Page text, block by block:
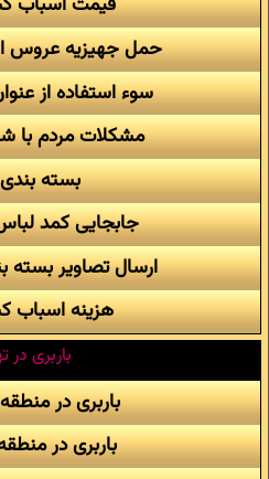
حمل جهیزیه عروس
سوء استفاده از
مشکلات مردم با
بسته
جابجایی کمد
ارسال تصاویر بسته
هزینه اسباب
باربری در
باربری در
باربری در